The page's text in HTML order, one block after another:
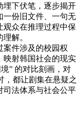
埋下伏笔，逐步揭开
一份旧文件、一句无
观众在推理过程中保
解。
案件涉及的校园权
映射韩国社会的现实
” 的对比刻画，对
，都让剧集在悬疑之
司法体系与社会公平